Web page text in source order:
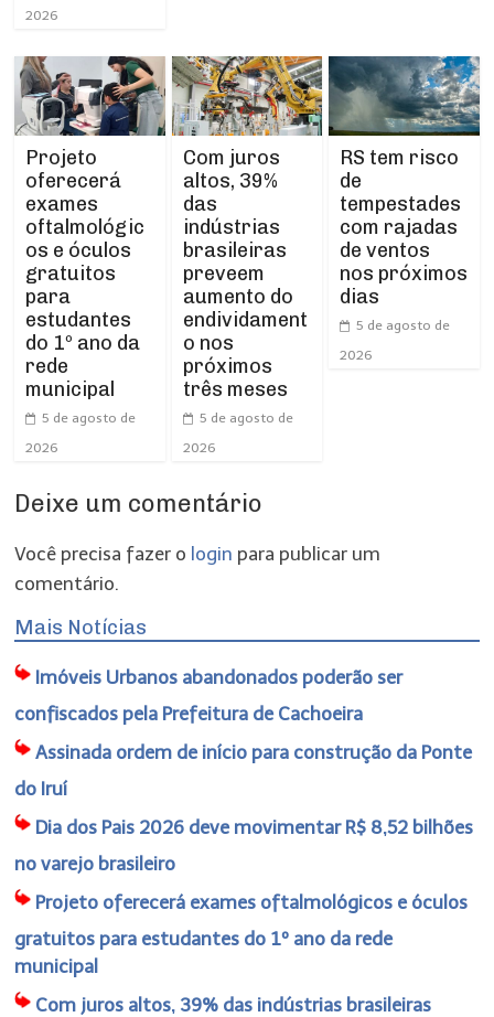
2026
Projeto
oferecerá
exames
oftalmológic
os e óculos
gratuitos
para
estudantes
do 1º ano da
rede
municipal
5 de agosto de
2026
Com juros
altos, 39%
das
indústrias
brasileiras
preveem
aumento do
endividament
o nos
próximos
três meses
5 de agosto de
2026
RS tem risco
de
tempestades
com rajadas
de ventos
nos próximos
dias
5 de agosto de
2026
Deixe um comentário
Você precisa fazer o login para publicar um
comentário.
Mais Notícias
Imóveis Urbanos abandonados poderão ser
confiscados pela Prefeitura de Cachoeira
Assinada ordem de início para construção da Ponte
do Iruí
Dia dos Pais 2026 deve movimentar R$ 8,52 bilhões
no varejo brasileiro
Projeto oferecerá exames oftalmológicos e óculos
gratuitos para estudantes do 1º ano da rede
municipal
Com juros altos, 39% das indústrias brasileiras